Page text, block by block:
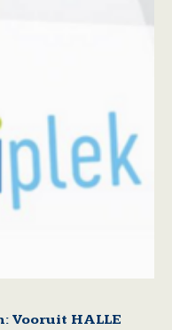
Vooruit HALLE